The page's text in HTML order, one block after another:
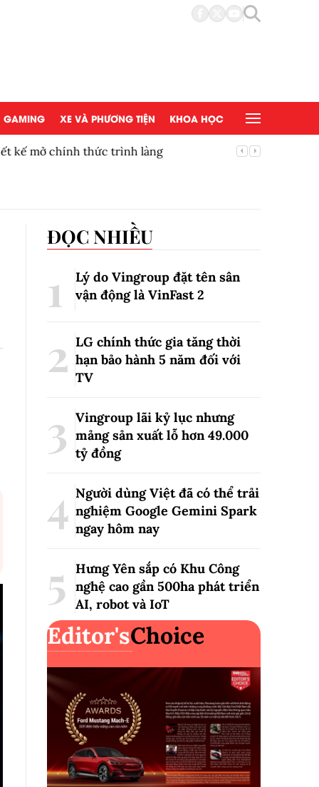
GAMING XE VÀ PHƯƠNG TIỆN KHOA HỌC
kế mở chính thức trình làng
ĐỌC NHIỀU
Lý do Vingroup đặt tên sân
vận động là VinFast2
LG chính thức gia tăng thời
hạn bảo hành 5 năm đối với
TV
Vingroup lãi kỷ lục nhưng
mảng sản xuất lỗ hơn 49.000
tỷ đồng
Người dùng Việt đã có thể trải
nghiệm Google Gemini Spark
ngay hôm nay
Hưng Yên sắp có Khu Công
nghệ cao gần 500ha phát triển
AI, robot và IoT
Editor'sChoice